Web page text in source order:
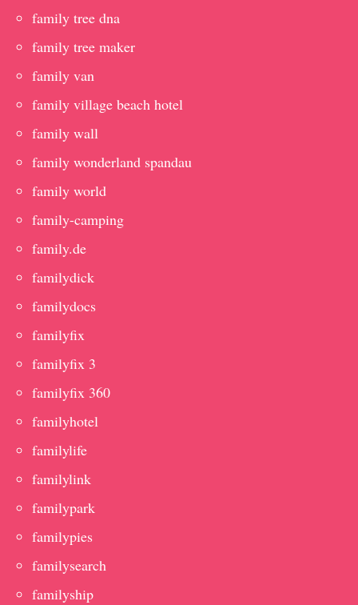
family tree dna
family tree maker
family van
family village beach hotel
family wall
family wonderland spandau
family world
family-camping
family.de
familydick
familydocs
familyfix
familyfix 3
familyfix 360
familyhotel
familylife
familylink
familypark
familypies
familysearch
familyship